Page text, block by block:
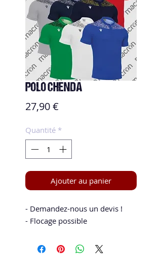
POLO CHENDA
27,90 €
Quantité *
Ajouter au panier
- Demandez-nous un devis !
- Flocage possible